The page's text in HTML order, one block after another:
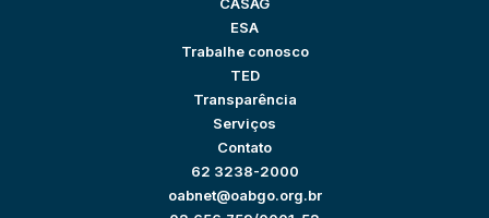
ESA
Trabalhe conosco
TED
Transparência
Serviços
Contato
62 3238-2000
oabnet@oabgo.org.br